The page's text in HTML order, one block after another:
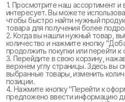
1. Просмотрите наш ассортимент
интересует. Вы можете
чтобы быстро найти нужный
товара для получения более
2. Когда вы нашли нужный товар,
количество и нажмите кнопку
продолжить покупки или перейти
3. Перейдите в свою корзину,
верхнем углу страницы. Здесь вы
выбранные товары, изменить
позиции.
4. Нажмите кнопку "Перейти к
предложено ввести информацию